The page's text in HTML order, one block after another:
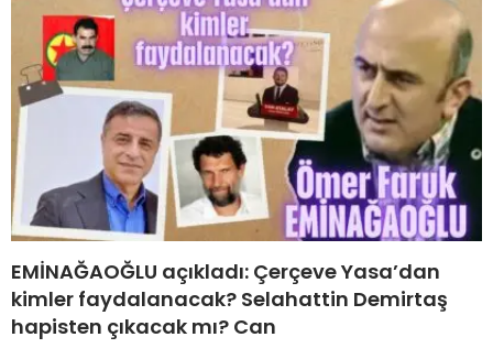
EMİNAĞAOĞLU açıkladı: Çerçeve Yasa’dan
kimler faydalanacak? Selahattin Demirtaş
hapisten çıkacak mı? Can